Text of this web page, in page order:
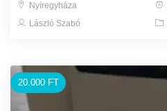
Nyíregyháza
László Szabó
20.000 FT